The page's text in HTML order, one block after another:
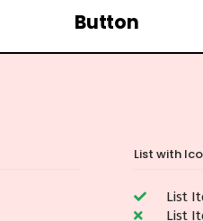
Button
List with
List
List